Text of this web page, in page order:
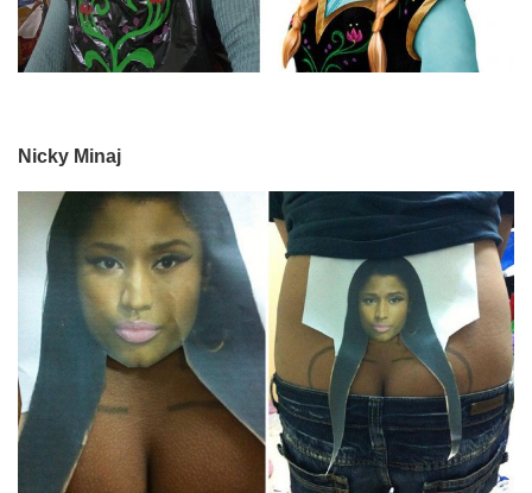
Nicky Minaj